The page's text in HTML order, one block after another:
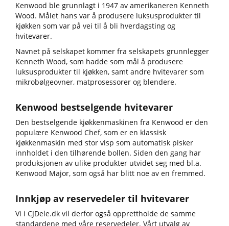
Kenwood ble grunnlagt i 1947 av amerikaneren Kenneth
Wood. Målet hans var å produsere luksusprodukter til
kjøkken som var på vei til å bli hverdagsting og
hvitevarer.
Navnet på selskapet kommer fra selskapets grunnlegger
Kenneth Wood, som hadde som mål å produsere
luksusprodukter til kjøkken, samt andre hvitevarer som
mikrobølgeovner, matprosessorer og blendere.
Kenwood bestselgende hvitevarer
Den bestselgende kjøkkenmaskinen fra Kenwood er den
populære Kenwood Chef, som er en klassisk
kjøkkenmaskin med stor visp som automatisk pisker
innholdet i den tilhørende bollen. Siden den gang har
produksjonen av ulike produkter utvidet seg med bl.a.
Kenwood Major, som også har blitt noe av en fremmed.
Innkjøp av reservedeler til hvitevarer
Vi i CJDele.dk vil derfor også opprettholde de samme
standardene med våre reservedeler. Vårt utvalg av